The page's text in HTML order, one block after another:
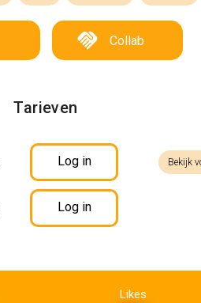
Collab
Tarieven
Log in Bekijk
Log in
Likes